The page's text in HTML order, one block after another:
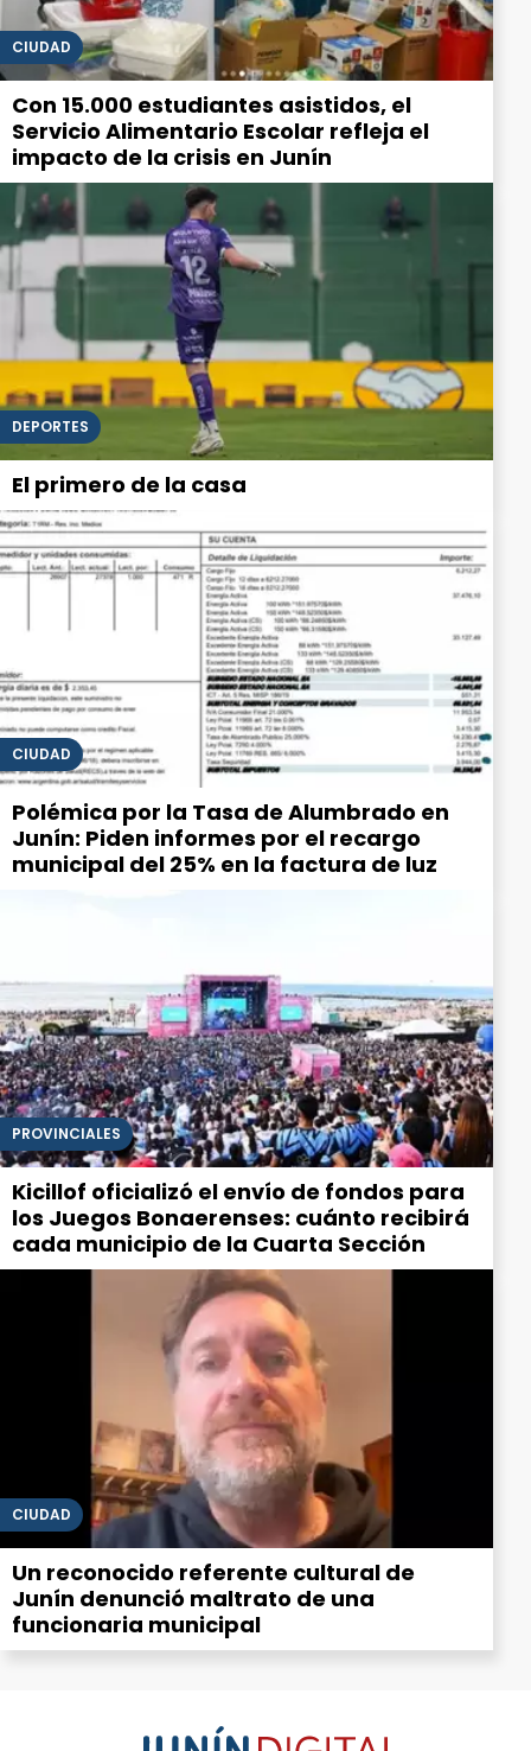
CIUDAD
Con 15.000 estudiantes asistidos, el
Servicio Alimentario Escolar refleja el
impacto de la crisis en Junín
DEPORTES
El primero de la casa
CIUDAD
Polémica por la Tasa de Alumbrado en
Junín: Piden informes por el recargo
municipal del 25% en la factura de luz
PROVINCIALES
Kicillof oficializó el envío de fondos para
los Juegos Bonaerenses: cuánto recibirá
cada municipio de la Cuarta Sección
CIUDAD
Un reconocido referente cultural de
Junín denunció maltrato de una
funcionaria municipal